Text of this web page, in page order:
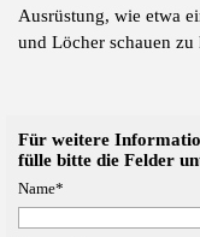
Ausrüstung, wie etwa
und Löcher schauen zu
Für weitere
fülle bitte die Felder
Name*